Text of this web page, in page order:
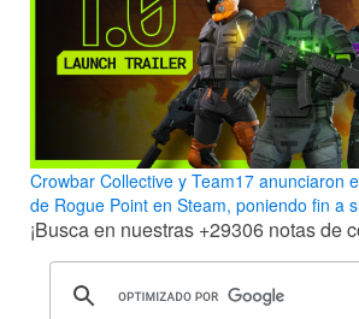
Crowbar Collective y Team17 anunciaron
de Rogue Point en Steam, poniendo fin a
¡Busca en nuestras +29306 notas de